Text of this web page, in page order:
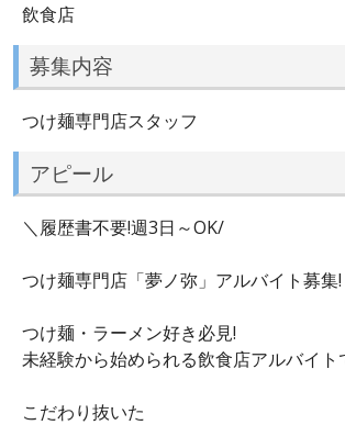
飲食店
募集内容
つけ麺専門店スタッフ
アピール
＼履歴書不要!週3日～OK/
つけ麺専門店「夢ノ弥」アルバイト募集!
つけ麺・ラーメン好き必見!
未経験から始められる飲食店アルバイト
こだわり抜いた